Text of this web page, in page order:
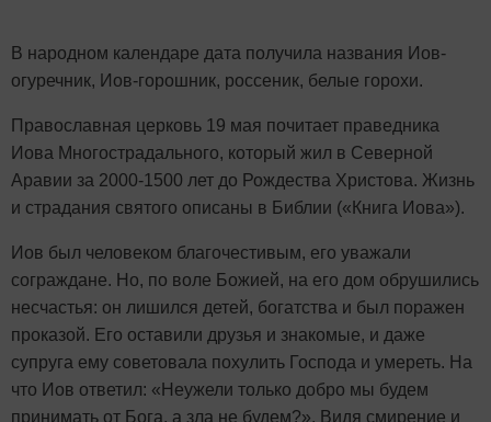
В народном календаре дата получила названия Иов-
огуречник, Иов-горошник, россеник, белые горохи.
Православная церковь 19 мая почитает праведника
Иова Многострадального, который жил в Северной
Аравии за 2000-1500 лет до Рождества Христова. Жизнь
и страдания святого описаны в Библии («Книга Иова»).
Иов был человеком благочестивым, его уважали
сограждане. Но, по воле Божией, на его дом обрушились
несчастья: он лишился детей, богатства и был поражен
проказой. Его оставили друзья и знакомые, и даже
супруга ему советовала похулить Господа и умереть. На
что Иов ответил: «Неужели только добро мы будем
принимать от Бога, а зла не будем?». Видя смирение и